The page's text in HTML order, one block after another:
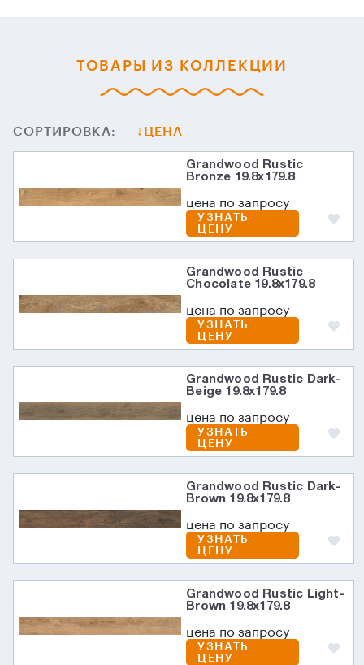
ТОВАРЫ ИЗ КОЛЛЕКЦИИ
СОРТИРОВКА: ЦЕНА
Grandwood Rustic
Bronze 19.8x179.8
цена по запросу
УЗНАТЬ
ЦЕНУ
Grandwood Rustic
Chocolate 19.8x179.8
цена по запросу
УЗНАТЬ
ЦЕНУ
Grandwood Rustic Dark-
Beige 19.8x179.8
цена по запросу
УЗНАТЬ
ЦЕНУ
Grandwood Rustic Dark-
Brown 19.8x179.8
цена по запросу
УЗНАТЬ
ЦЕНУ
Grandwood Rustic Light-
Brown 19.8x179.8
цена по запросу
УЗНАТЬ
ЦЕНУ